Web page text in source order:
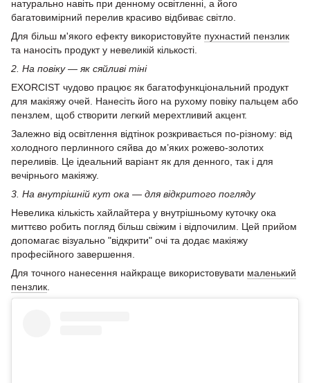
натурально навіть при денному освітленні, а його
багатовимірний перелив красиво відбиває світло.
Для більш м'якого ефекту використовуйте пухнастий пензлик
та наносіть продукт у невеликій кількості.
2. На повіку — як сяйливі тіні
EXORCIST чудово працює як багатофункціональний продукт
для макіяжу очей. Нанесіть його на рухому повіку пальцем або
пензлем, щоб створити легкий мерехтливий акцент.
Залежно від освітлення відтінок розкривається по-різному: від
холодного перлинного сяйва до м’яких рожево-золотих
переливів. Це ідеальний варіант як для денного, так і для
вечірнього макіяжу.
3. На внутрішній кут ока — для відкритого погляду
Невелика кількість хайлайтера у внутрішньому куточку ока
миттєво робить погляд більш свіжим і відпочилим. Цей прийом
допомагає візуально "відкрити" очі та додає макіяжу
професійного завершення.
Для точного нанесення найкраще використовувати маленький
пензлик